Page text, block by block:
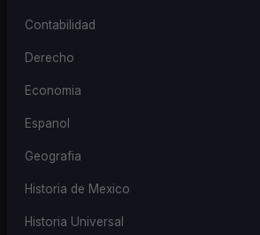
Contabilidad
Derecho
Economia
Espanol
Geografia
Historia de Mexico
Historia Universal